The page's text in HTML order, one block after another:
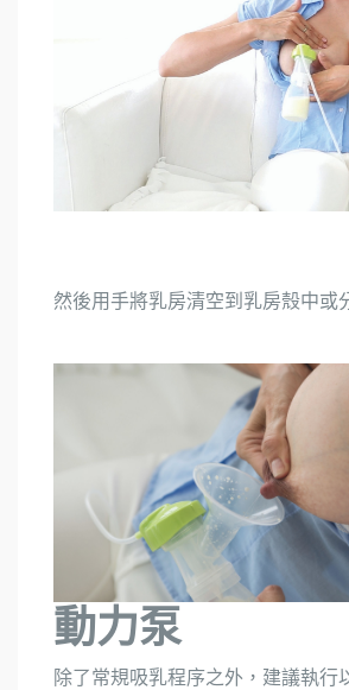
然後用手將乳房清空到乳房殼中或
動力泵
除了常規吸乳程序之外，建議執行